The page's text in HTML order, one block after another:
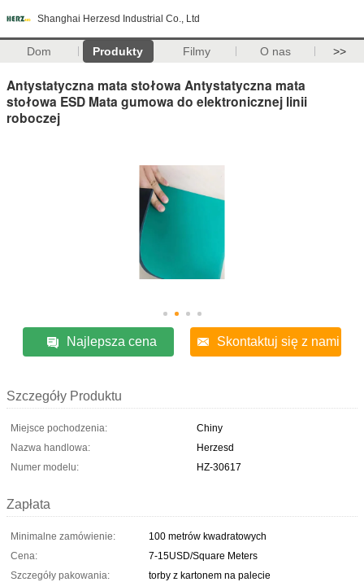
Shanghai Herzesd Industrial Co., Ltd
Dom Produkty Filmy O nas >>
Antystatyczna mata stołowa Antystatyczna mata
stołowa ESD Mata gumowa do elektronicznej linii
roboczej
Najlepsza cena Skontaktuj się z nami
Szczegóły Produktu
Miejsce pochodzenia:
Chiny
Nazwa handlowa:
Herzesd
Numer modelu:
HZ-30617
Zapłata
Minimalne zamówienie:
100 metrów kwadratowych
Cena:
7-15USD/Square Meters
Szczegóły pakowania:
torby z kartonem na palecie